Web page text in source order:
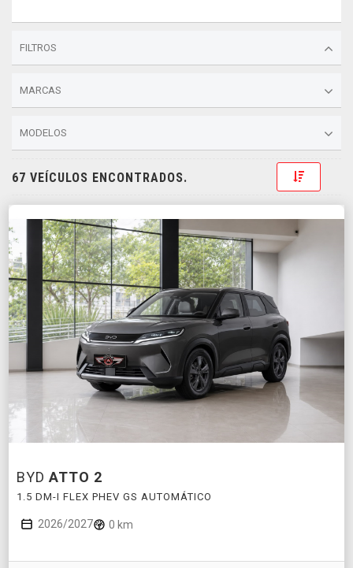
FILTROS
MARCAS
MODELOS
67 VEÍCULOS ENCONTRADOS. Toggle
BYD ATTO 2
1.5 DM-I FLEX PHEV GS AUTOMÁTICO
2026/2027 0 km